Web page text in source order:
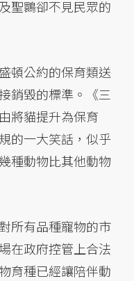
聖䴉卻不見民眾的
頓公約的保育類送
銷毀的標準。《三
將貓提升為保育
的一大笑話，似乎
種動物比其他動物
所有品種寵物的市
在政府控管上合法
育種已經讓陪伴動